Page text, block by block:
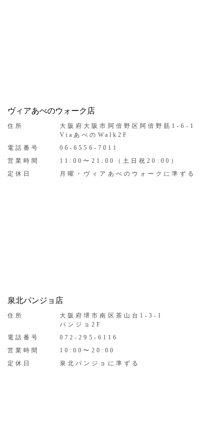
ヴィアあべのウォーク店
住所
大阪府大阪市阿倍野区阿倍野筋1-6-1
ViaあべのWalk2F
電話番号
06-6556-7011
営業時間
11:00〜21:00（土日祝20:00）
定休日
月曜・ヴィアあべのウォークに準ずる
泉北パンジョ店
住所
大阪府堺市南区茶山台1-3-1
パンジョ2F
電話番号
072-295-6116
営業時間
10:00〜20:00
定休日
泉北パンジョに準ずる